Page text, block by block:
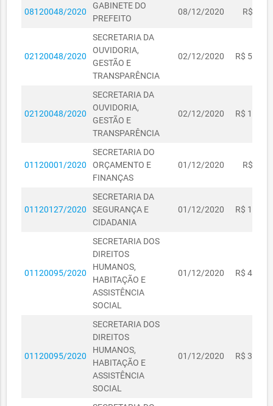
08120048/2020
GABINETE DO
PREFEITO
08/12/2020 R$
02120048/2020
SECRETARIA DA
OUVIDORIA,
GESTÃO E
TRANSPARÊNCIA
02/12/2020 R$
02120048/2020
SECRETARIA DA
OUVIDORIA,
GESTÃO E
TRANSPARÊNCIA
02/12/2020 R$
01120001/2020
SECRETARIA DO
ORÇAMENTO E
FINANÇAS
01/12/2020 R$
01120127/2020
SECRETARIA DA
SEGURANÇA E
CIDADANIA
01/12/2020 R$
01120095/2020
SECRETARIA DOS
DIREITOS
HUMANOS,
HABITAÇÃO E
ASSISTÊNCIA
SOCIAL
01/12/2020 R$
01120095/2020
SECRETARIA DOS
DIREITOS
HUMANOS,
HABITAÇÃO E
ASSISTÊNCIA
SOCIAL
01/12/2020 R$